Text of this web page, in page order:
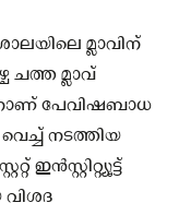
മ്ലാവിന്
മ്ലാവ്
പേവിഷബാധ
വെച്ച് നടത്തിയ
ഇൻസ്റ്റിറ്റ്യൂട്ട്